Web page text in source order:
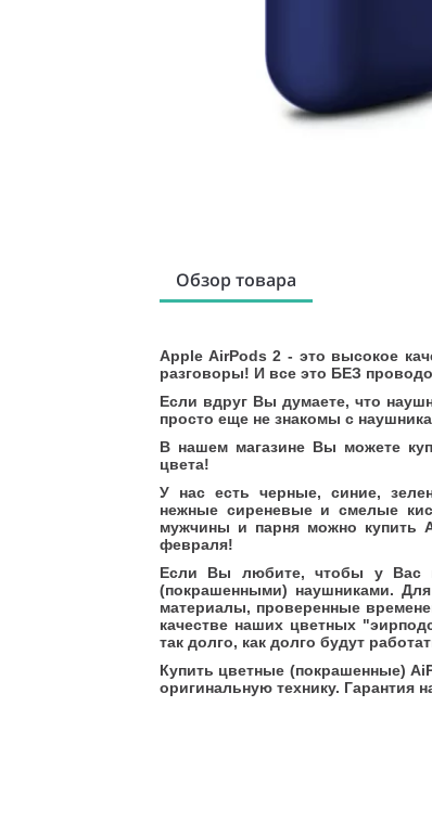
Обзор товара
Apple AirPods 2 - это высокое
разговоры! И все это БЕЗ
Если вдруг Вы думаете, что
просто еще не знакомы с
В нашем магазине Вы можете
цвета!
У нас есть черные, синие,
нежные сиреневые и смелые
мужчины и парня можно купить
февраля!
Если Вы любите, чтобы у Вас
(покрашенными) наушниками.
материалы, проверенные
качестве наших цветных
так долго, как долго будут
Купить цветные (покрашенные)
оригинальную технику. Гарантия